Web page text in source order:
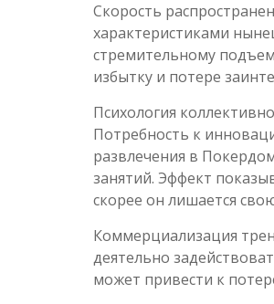
Скорость
характеристиками
стремительному
избытку и потере
Психология
Потребность к
развлечения в
занятий. Эффект
скорее он лишается
Коммерциализация
деятельно
может привести к